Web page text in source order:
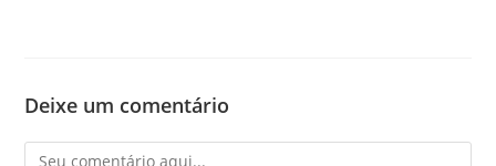
Deixe um comentário